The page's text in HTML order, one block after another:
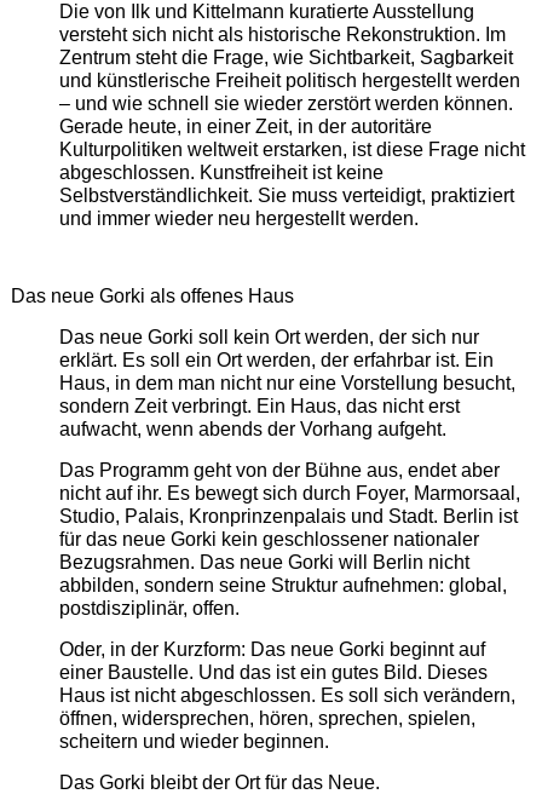
Die von Ilk und Kittelmann kuratierte Ausstellung
versteht sich nicht als historische Rekonstruktion. Im
Zentrum steht die Frage, wie Sichtbarkeit, Sagbarkeit
und künstlerische Freiheit politisch hergestellt werden
– und wie schnell sie wieder zerstört werden können.
Gerade heute, in einer Zeit, in der autoritäre
Kulturpolitiken weltweit erstarken, ist diese Frage nicht
abgeschlossen. Kunstfreiheit ist keine
Selbstverständlichkeit. Sie muss verteidigt, praktiziert
und immer wieder neu hergestellt werden.
Das neue Gorki als offenes Haus
Das neue Gorki soll kein Ort werden, der sich nur
erklärt. Es soll ein Ort werden, der erfahrbar ist. Ein
Haus, in dem man nicht nur eine Vorstellung besucht,
sondern Zeit verbringt. Ein Haus, das nicht erst
aufwacht, wenn abends der Vorhang aufgeht.
Das Programm geht von der Bühne aus, endet aber
nicht auf ihr. Es bewegt sich durch Foyer, Marmorsaal,
Studio, Palais, Kronprinzenpalais und Stadt. Berlin ist
für das neue Gorki kein geschlossener nationaler
Bezugsrahmen. Das neue Gorki will Berlin nicht
abbilden, sondern seine Struktur aufnehmen: global,
postdisziplinär, offen.
Oder, in der Kurzform: Das neue Gorki beginnt auf
einer Baustelle. Und das ist ein gutes Bild. Dieses
Haus ist nicht abgeschlossen. Es soll sich verändern,
öffnen, widersprechen, hören, sprechen, spielen,
scheitern und wieder beginnen.
Das Gorki bleibt der Ort für das Neue.